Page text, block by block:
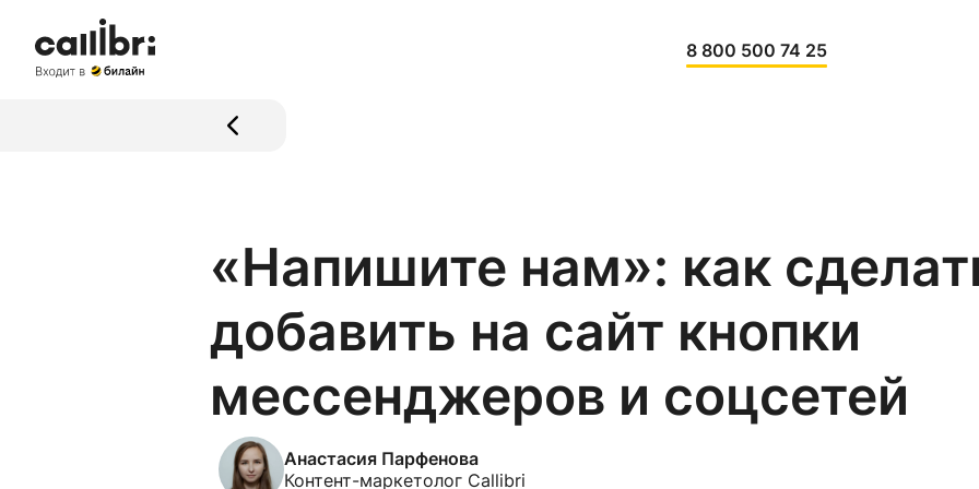
8 800 500 74 25
«Напишите нам»: как
добавить на сайт кнопки
мессенджеров и соцсетей
Анастасия Парфенова
Контент-маркетолог Callibri